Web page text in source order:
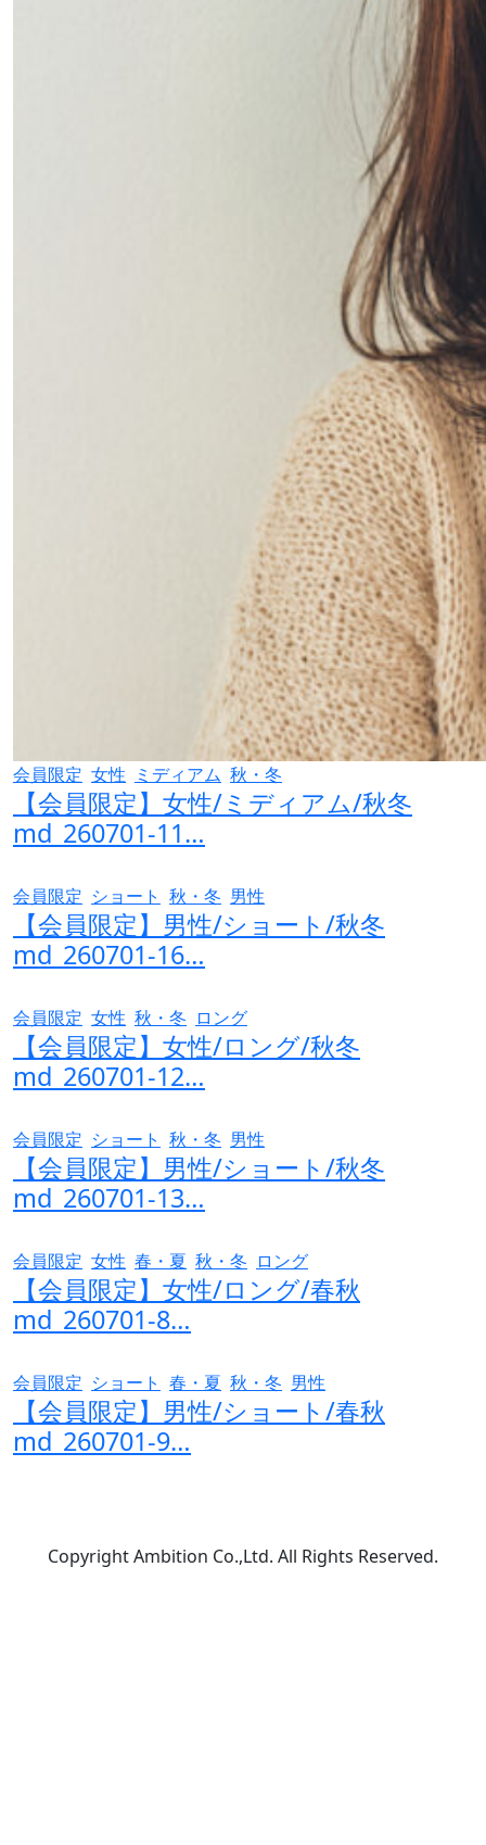
会員限定 女性 ミディアム 秋・冬
【会員限定】女性/ミディアム/秋冬
md_260701-11…
会員限定 ショート 秋・冬 男性
【会員限定】男性/ショート/秋冬
md_260701-16…
会員限定 女性 秋・冬 ロング
【会員限定】女性/ロング/秋冬
md_260701-12…
会員限定 ショート 秋・冬 男性
【会員限定】男性/ショート/秋冬
md_260701-13…
会員限定 女性 春・夏 秋・冬 ロング
【会員限定】女性/ロング/春秋
md_260701-8…
会員限定 ショート 春・夏 秋・冬 男性
【会員限定】男性/ショート/春秋
md_260701-9…
Copyright Ambition Co.,Ltd. All Rights Reserved.